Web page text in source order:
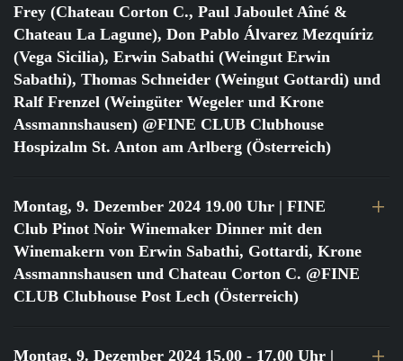
Frey (Chateau Corton C., Paul Jaboulet Aîné &
Chateau La Lagune), Don Pablo Álvarez Mezquíriz
(Vega Sicilia), Erwin Sabathi (Weingut Erwin
Sabathi), Thomas Schneider (Weingut Gottardi) und
Ralf Frenzel (Weingüter Wegeler und Krone
Assmannshausen) @FINE CLUB Clubhouse
Hospizalm St. Anton am Arlberg (Österreich)
Montag, 9. Dezember 2024 19.00 Uhr | FINE
Club Pinot Noir Winemaker Dinner mit den
Winemakern von Erwin Sabathi, Gottardi, Krone
Assmannshausen und Chateau Corton C. @FINE
CLUB Clubhouse Post Lech (Österreich)
Montag, 9. Dezember 2024 15.00 - 17.00 Uhr |